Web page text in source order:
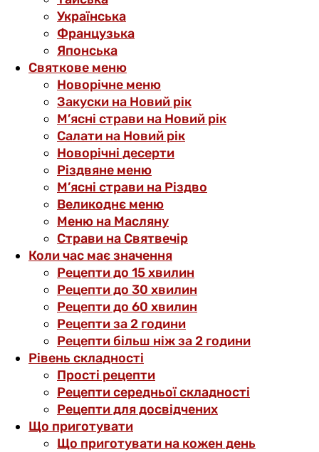
Українська
Французька
Японська
Святкове меню
Новорічне меню
Закуски на Новий рік
М’ясні страви на Новий рік
Салати на Новий рік
Новорічні десерти
Різдвяне меню
М’ясні страви на Різдво
Великоднє меню
Меню на Масляну
Страви на Святвечір
Коли час має значення
Рецепти до 15 хвилин
Рецепти до 30 хвилин
Рецепти до 60 хвилин
Рецепти за 2 години
Рецепти більш ніж за 2 години
Рівень складності
Прості рецепти
Рецепти середньої складності
Рецепти для досвідчених
Що приготувати
Що приготувати на кожен день